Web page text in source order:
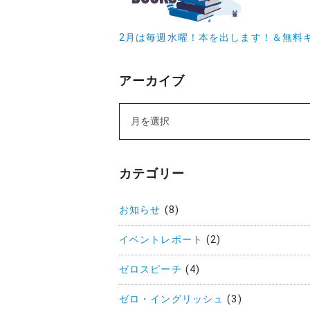
2月は毎週水曜！本を出します！＆無料
アーカイブ
カテゴリー
お知らせ (8)
イベントレポート (2)
ゼロスピーチ (4)
ゼロ・イングリッシュ (3)